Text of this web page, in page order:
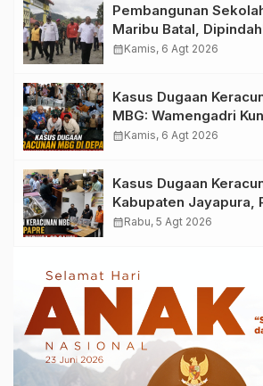
Pembangunan
Maribu Batal,
Tami, Ini Sebabnya
calendar_monthKamis, 6 Agt 2026
Kasus Dugaan
MBG: Wamengadri
Yayasan KIS Papua, Ini
calendar_monthKamis, 6 Agt 2026
Kasus Dugaan
Kabupaten Jayapura,
Orang Saksi
calendar_monthRabu, 5 Agt 2026